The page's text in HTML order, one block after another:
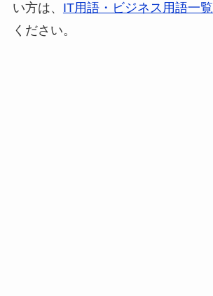
い方は、 IT用語・ビジネス用語一覧
ください。